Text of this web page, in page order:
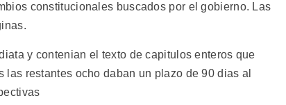
constitucionales buscados por el gobierno. Las
y contenian el texto de capitulos enteros que
restantes ocho daban un plazo de 90 dias al